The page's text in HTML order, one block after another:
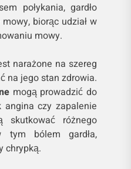
połykania, gardło
biorąc udział w
mowy.
narażone na szereg
na jego stan zdrowia.
mogą prowadzić do
angina czy zapalenie
różnego
tym bólem gardła,
chrypką.